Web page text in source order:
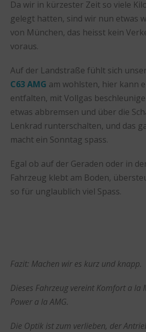
Da wir in kürzester Zeit so viele
gelegt hatten, sind wir nun etwas
von München, das heisst kein
voraus.
Auf der Landstraße fühlt sich unser
C63 AMG am wohlsten, hier kann
entfalten, mit Vollgas
etwas abbremsen und über die
Lenkrad runterschalten, und das
macht ein Sonntag spass.
Egal ob auf der Geraden oder in
Fahrzeug klebt am Boden,
so für unglaublich viel Spass.
Fazit: Machen wir es kurz und knapp.
Dieses Fahrzeug vereint Komfort a la
Power a la AMG.
Die Optik ist zum verlieben, der